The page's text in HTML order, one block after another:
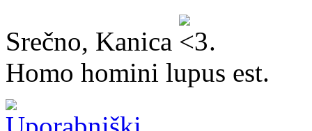
Srečno, Kanica
.
Homo homini lupus est.